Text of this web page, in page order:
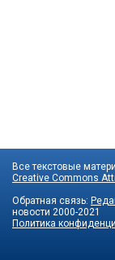
Все текстовые
Creative Commons
Обратная связь:
новости 2000-2021
Политика